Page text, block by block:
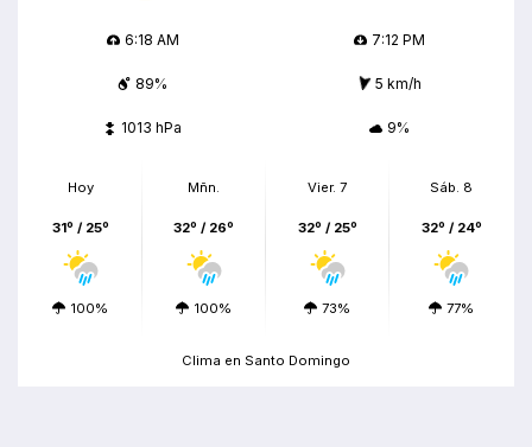
6:18 AM 7:12 PM
89% 5 km/h
1013 hPa 9%
Hoy
31º / 25º
100%
Mñn.
32º / 26º
100%
Vier. 7
32º / 25º
73%
Sáb. 8
32º / 24º
77%
Clima en Santo Domingo